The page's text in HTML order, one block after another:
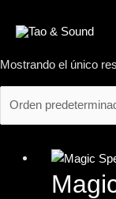
Mostrando el único